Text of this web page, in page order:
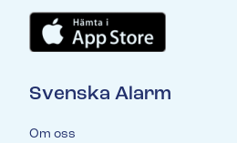
Svenska Alarm
Om oss